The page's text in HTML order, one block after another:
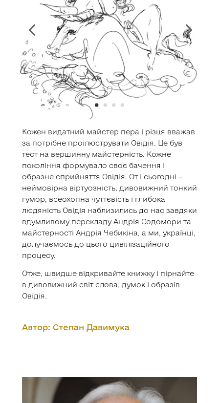
Кожен видатний майстер пера і різця вважав
за потрібне проілюструвати Овідія. Це був
тест на вершинну майстерність. Кожне
покоління формувало своє бачення і
образне сприйняття Овідія. От і сьогодні –
неймовірна віртуозність, дивовижний тонкий
гумор, всеохопна чуттєвість і глибока
людяність Овідія наблизились до нас завдяки
вдумливому перекладу Андрія Содомори та
майстерності Андрія Чебикіна, а ми, українці,
долучаємось до цього цивілізаційного
процесу.
Отже, швидше відкривайте книжку і пірнайте
в дивовижний світ слова, думок і образів
Овідія.
Автор: Степан Давимука